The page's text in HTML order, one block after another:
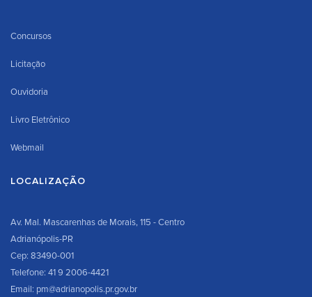
Concursos
Licitação
Ouvidoria
Livro Eletrônico
Webmail
LOCALIZAÇÃO
Av. Mal. Mascarenhas de Morais, 115 - Centro
Adrianópolis-PR
Cep: 83490-001
Telefone: 41 9 2006-4421
Email: pm@adrianopolis.pr.gov.br